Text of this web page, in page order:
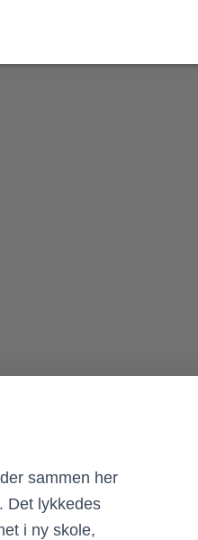
sammen her
Det lykkedes
i ny skole,